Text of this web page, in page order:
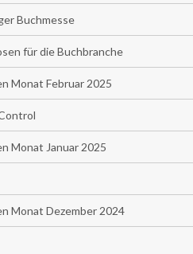
Buchmesse
für die Buchbranche
Monat Februar 2025
Monat Januar 2025
Monat Dezember 2024